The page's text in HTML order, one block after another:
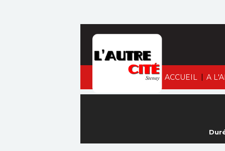
ACCUEIL | A